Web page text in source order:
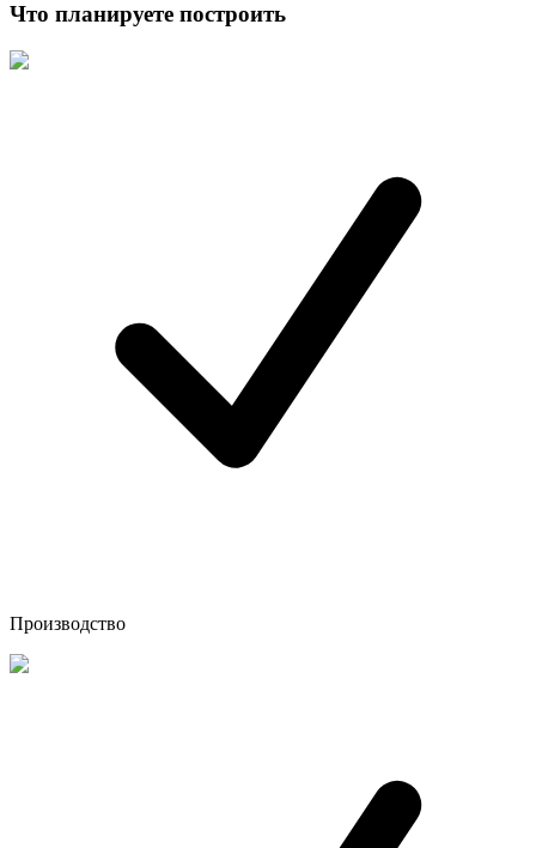
Что планируете построить
Производство